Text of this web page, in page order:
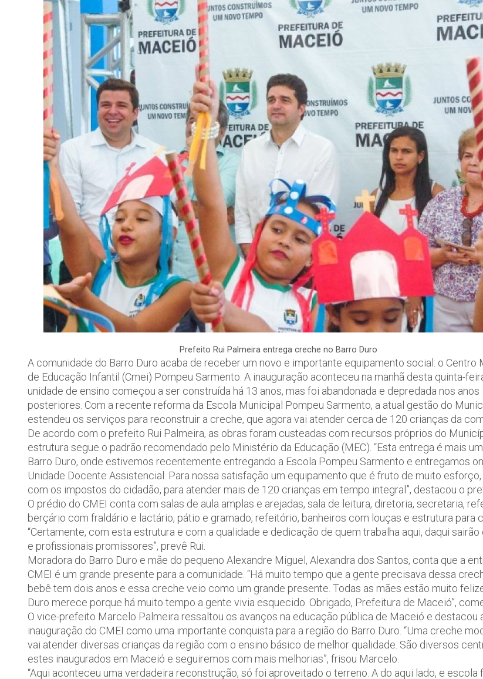
Prefeito Rui Palmeira entrega creche no Barro Duro
A comunidade do Barro Duro acaba de receber um novo e importante equipamento social: o Centro
de Educação Infantil (Cmei) Pompeu Sarmento. A inauguração aconteceu na manhã desta quinta-
unidade de ensino começou a ser construída há 13 anos, mas foi abandonada e depredada nos anos
posteriores. Com a recente reforma da Escola Municipal Pompeu Sarmento, a atual gestão do
estendeu os serviços para reconstruir a creche, que agora vai atender cerca de 120 crianças da
De acordo com o prefeito Rui Palmeira, as obras foram custeadas com recursos próprios do
estrutura segue o padrão recomendado pelo Ministério da Educação (MEC). “Esta entrega é mais
Barro Duro, onde estivemos recentemente entregando a Escola Pompeu Sarmento e entregamos
Unidade Docente Assistencial. Para nossa satisfação um equipamento que é fruto de muito
com os impostos do cidadão, para atender mais de 120 crianças em tempo integral”, destacou o
O prédio do CMEI conta com salas de aula amplas e arejadas, sala de leitura, diretoria, secretaria,
berçário com fraldário e lactário, pátio e gramado, refeitório, banheiros com louças e estrutura para
“Certamente, com esta estrutura e com a qualidade e dedicação de quem trabalha aqui, daqui sairão
e profissionais promissores”, prevê Rui.
Moradora do Barro Duro e mãe do pequeno Alexandre Miguel, Alexandra dos Santos, conta que a
CMEI é um grande presente para a comunidade. “Há muito tempo que a gente precisava dessa
bebê tem dois anos e essa creche veio como um grande presente. Todas as mães estão muito
Duro merece porque há muito tempo a gente vivia esquecido. Obrigado, Prefeitura de Maceió”,
O vice-prefeito Marcelo Palmeira ressaltou os avanços na educação pública de Maceió e destacou
inauguração do CMEI como uma importante conquista para a região do Barro Duro. “Uma creche
vai atender diversas crianças da região com o ensino básico de melhor qualidade. São diversos
estes inaugurados em Maceió e seguiremos com mais melhorias”, frisou Marcelo.
“Aqui aconteceu uma verdadeira reconstrução, só foi aproveitado o terreno. A do aqui lado, e escola